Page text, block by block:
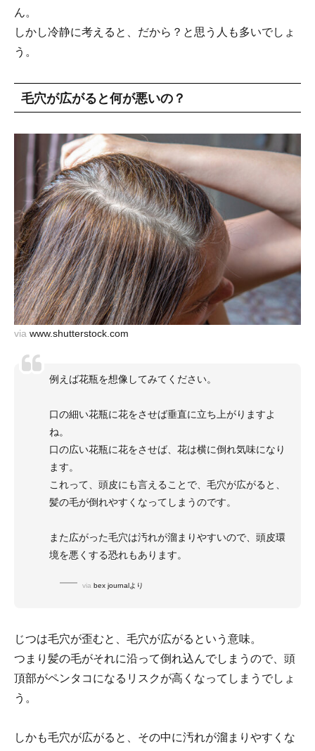
ん。
しかし冷静に考えると、だから？と思う人も多いでしょ
う。
毛穴が広がると何が悪いの？
via www.shutterstock.com
例えば花瓶を想像してみてください。
口の細い花瓶に花をさせば垂直に立ち上がりますよ
ね。
口の広い花瓶に花をさせば、花は横に倒れ気味になり
ます。
これって、頭皮にも言えることで、毛穴が広がると、
髪の毛が倒れやすくなってしまうのです。
また広がった毛穴は汚れが溜まりやすいので、頭皮環
境を悪くする恐れもあります。
via bex journalより
じつは毛穴が歪むと、毛穴が広がるという意味。
つまり髪の毛がそれに沿って倒れ込んでしまうので、頭
頂部がペンタコになるリスクが高くなってしまうでしょ
う。
しかも毛穴が広がると、その中に汚れが溜まりやすくな